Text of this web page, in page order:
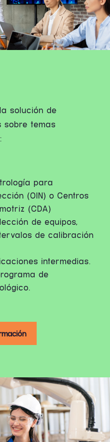
solución de
sobre temas
para
(OIN) o Centros
(CDA)
de equipos,
de calibración
intermedias.
de